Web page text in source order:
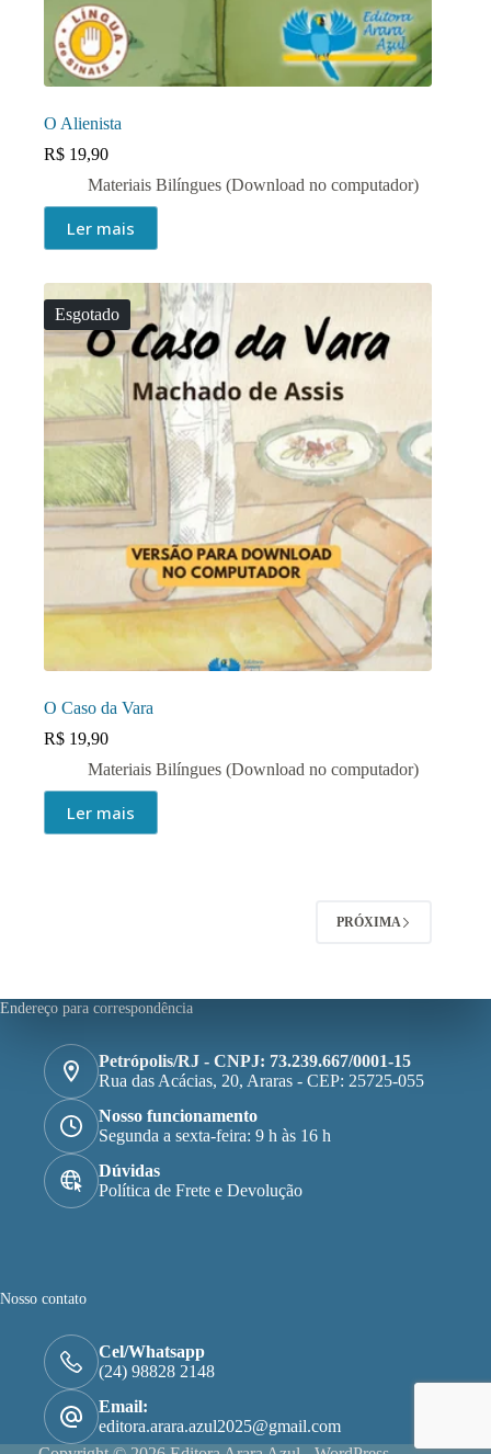
O Alienista
R$ 19,90
Materiais Bilíngues (Download no computador)
Ler mais
Esgotado
O Caso da Vara
R$ 19,90
Materiais Bilíngues (Download no computador)
Ler mais
PRÓXIMA
Endereço para correspondência
Petrópolis/RJ - CNPJ: 73.239.667/0001-15
Rua das Acácias, 20, Araras - CEP: 25725-055
Nosso funcionamento
Segunda a sexta-feira: 9 h às 16 h
Dúvidas
Política de Frete e Devolução
Nosso contato
Cel/Whatsapp
(24) 98828 2148
Email:
editora.arara.azul2025@gmail.com